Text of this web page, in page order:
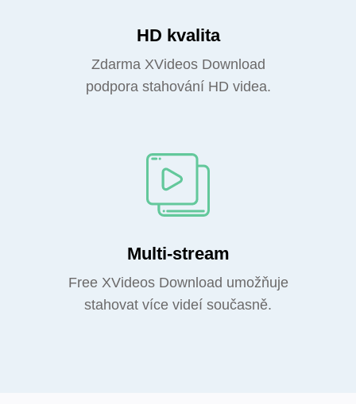
HD kvalita
Zdarma XVideos Download
podpora stahování HD videa.
Multi-stream
Free XVideos Download umožňuje
stahovat více videí současně.